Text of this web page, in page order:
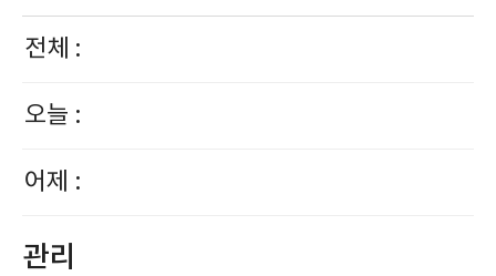
전체 :
오늘 :
어제 :
관리